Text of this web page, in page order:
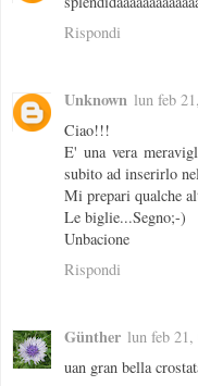
Rispondi
Unknown lun feb
Ciao!!!
E' una vera
subito ad inserirlo
Mi prepari qualche
Le biglie...Segno;-)
Unbacione
Rispondi
Günther lun feb
uan gran bella